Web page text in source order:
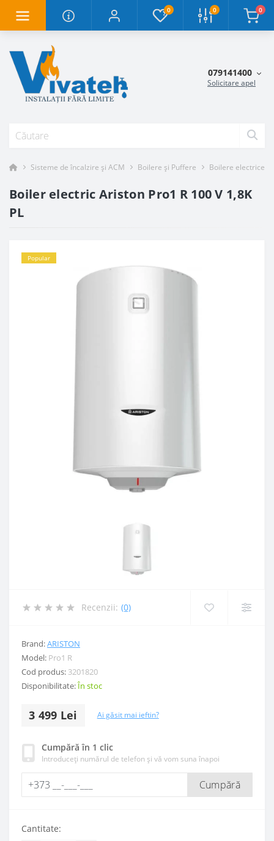
0 0 0
079141400
Solicitare apel
Sisteme de încalzire și ACM Boilere și Puffere Boilere electrice
Boiler electric Ariston Pro1 R 100 V 1,8K
PL
Popular
Recenzii: (0)
Brand:ARISTON
Model: Pro1 R
Cod produs: 3201820
Disponibilitate:În stoc
3 499 Lei Ai găsit mai ieftin?
Cumpără în 1 clic
Introduceți numărul de telefon și vă vom suna înapoi
Cumpără
Cantitate: